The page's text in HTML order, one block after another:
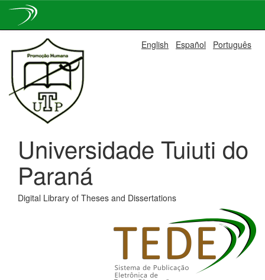
navigation
English Español Português
Universidade Tuiuti do
Paraná
Digital Library of Theses and Dissertations